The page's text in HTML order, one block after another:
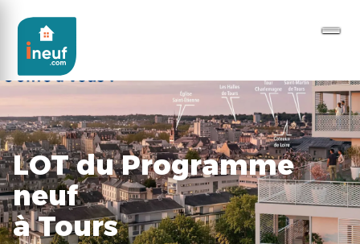
LOT du Programme
neuf
à Tours